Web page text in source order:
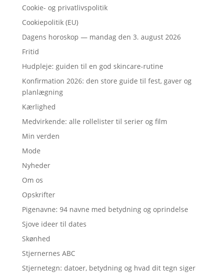
Cookie- og privatlivspolitik
Cookiepolitik (EU)
Dagens horoskop — mandag den 3. august 2026
Fritid
Hudpleje: guiden til en god skincare-rutine
Konfirmation 2026: den store guide til fest, gaver og
planlægning
Kærlighed
Medvirkende: alle rollelister til serier og film
Min verden
Mode
Nyheder
Om os
Opskrifter
Pigenavne: 94 navne med betydning og oprindelse
Sjove ideer til dates
Skønhed
Stjernernes ABC
Stjernetegn: datoer, betydning og hvad dit tegn siger